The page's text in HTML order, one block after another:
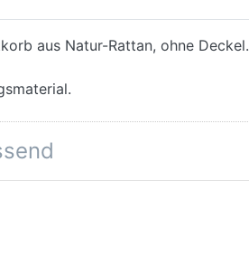
aus Natur-Rattan, ohne Deckel.